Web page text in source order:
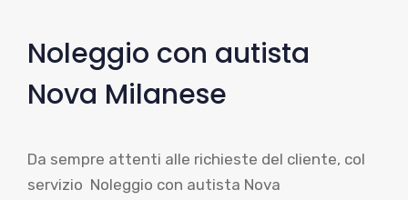
Noleggio con autista
Nova Milanese
Da sempre attenti alle richieste del cliente, col
servizio Noleggio con autista Nova